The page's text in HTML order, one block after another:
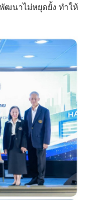
ฒนาไม่หยุดยั้ง ทำให้